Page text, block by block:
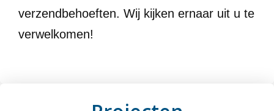
verzendbehoeften. Wij kijken ernaar uit u te
verwelkomen!